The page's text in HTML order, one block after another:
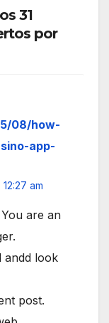
31
por
08/how-
app-
am
are an
andd look
post.